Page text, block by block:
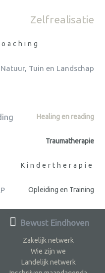
Zelfrealisatie
Natuur, Tuin en Landschap
Healing en reading
Traumatherapie
Kindertherapie
Opleiding en Training
Bewust Eindhoven
Zakelijk netwerk
Wie zijn we
Landelijk netwerk